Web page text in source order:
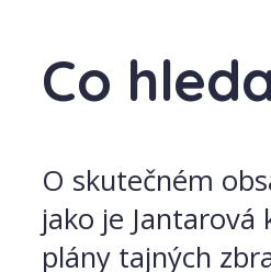
Co
O skutečném
jako je
plány tajných